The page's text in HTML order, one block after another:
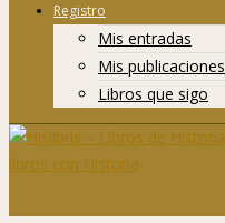
Registro
Mis entradas
Mis publicaciones
Libros que sigo